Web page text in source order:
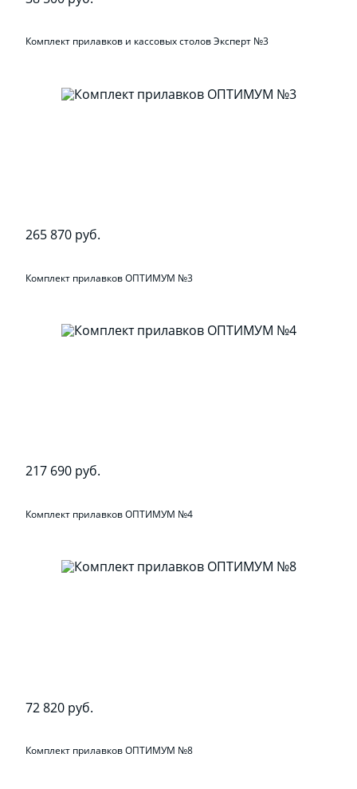
Комплект прилавков и кассовых столов Эксперт №3
265 870 руб.
Комплект прилавков ОПТИМУМ №3
217 690 руб.
Комплект прилавков ОПТИМУМ №4
72 820 руб.
Комплект прилавков ОПТИМУМ №8